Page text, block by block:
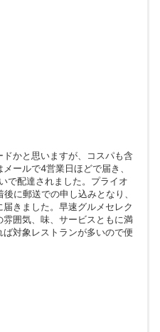
かと思いますが、コスパも含
ールで4営業日ほどで届き、
で配達されました。プライオ
に郵送での申し込みとなり、
きました。早速グルメセレク
囲気、味、サービスともに満
対象レストランが多いので便